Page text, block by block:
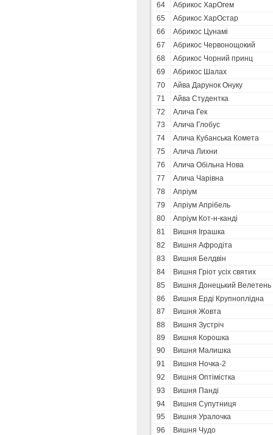
64
Абрикос ХарОгем
65
Абрикос ХарОстар
66
Абрикос Цунамі
67
Абрикос Червонощокий
68
Абрикос Чорний принц
69
Абрикос Шалах
70
Айва Дарунок Онуку
71
Айва Студентка
72
Алича Гек
73
Алича Глобус
74
Алича Кубанська Комета
75
Алича Лихни
76
Алича Обільна Нова
77
Алича Чарівна
78
Апріум
79
Апріум Апрібель
80
Апріум Кот-н-канді
81
Вишня Іграшка
82
Вишня Афродіта
83
Вишня Белдвін
84
Вишня Гріот усіх святих
85
Вишня Донецький Велетень
86
Вишня Ерді Крупноплідна
87
Вишня Жовта
88
Вишня Зустріч
89
Вишня Корошка
90
Вишня Малишка
91
Вишня Ночка-2
92
Вишня Оптімістка
93
Вишня Панді
94
Вишня Супутниця
95
Вишня Уралочка
96
Вишня Чудо